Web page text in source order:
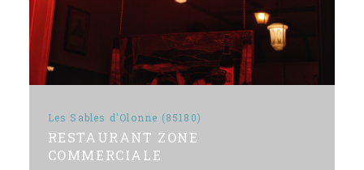
Les Sables d'Olonne (85180)
RESTAURANT ZONE
COMMERCIALE